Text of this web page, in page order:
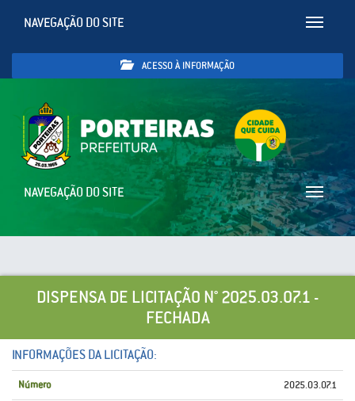
Toggle
NAVEGAÇÃO DO SITE
ACESSO À INFORMAÇÃO
Toggle
NAVEGAÇÃO DO SITE
DISPENSA DE LICITAÇÃO N° 2025.03.07.1 -
FECHADA
INFORMAÇÕES DA LICITAÇÃO:
Número 2025.03.07.1